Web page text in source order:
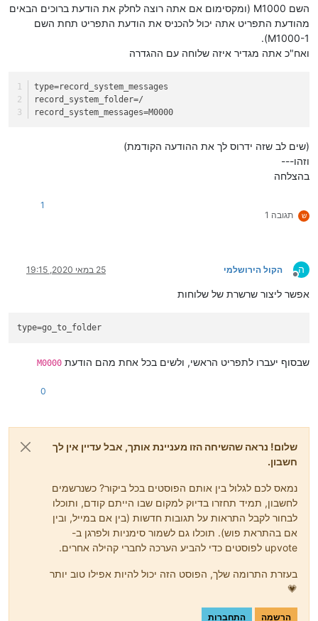
השם M1000 (ומקסימום אם אתה רוצה לחלק את הודעת ברוכים הבאים
מהודעת התפריט אתה יכול להכניס את הודעת התפריט תחת השם
M1000-1).
ואח"כ אתה מגדיר איזה שלוחה עם ההגדרה
type=record_system_messages
record_system_folder=/
record_system_messages=M0000
(שים לב שזה ידרוס לך את ההודעה הקודמת)
וזהו---
בהצלחה
ש תגובה 1
1
ה
מנותק
הקול הירושלמי 25 במאי 2020, 19:15
אפשר ליצור שרשרת של שלוחות
type=go_to_folder
שבסוף יעברו לתפריט הראשי, ולשים בכל אחת מהם הודעת M0000
0
שלום! נראה שהשיחה הזו מעניינת אותך, אבל עדיין אין לך
חשבון.
נמאס לכם לגלול בין אותם הפוסטים בכל ביקור? כשנרשמים
לחשבון, תמיד תחזרו בדיוק למקום שבו הייתם קודם, ותוכלו
לבחור לקבל התראות על תגובות חדשות (בין אם במייל, ובין
אם בהתראת פוש). תוכלו גם לשמור סימניות ולפרגן ב-
upvote לפוסטים כדי להביע הערכה לחברי קהילה אחרים.
בעזרת התרומה שלך, הפוסט הזה יכול להיות אפילו טוב יותר
💗
הרשמה התחברות